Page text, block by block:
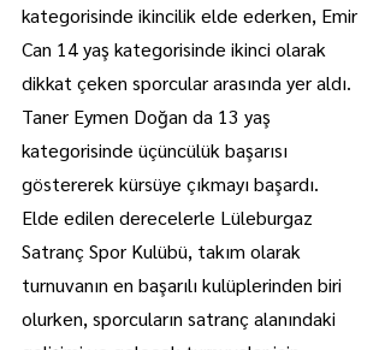
kategorisinde ikincilik elde ederken, Emir
Can 14 yaş kategorisinde ikinci olarak
dikkat çeken sporcular arasında yer aldı.
Taner Eymen Doğan da 13 yaş
kategorisinde üçüncülük başarısı
göstererek kürsüye çıkmayı başardı.
Elde edilen derecelerle Lüleburgaz
Satranç Spor Kulübü, takım olarak
turnuvanın en başarılı kulüplerinden biri
olurken, sporcuların satranç alanındaki